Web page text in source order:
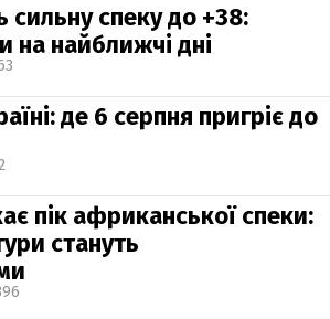
сильну спеку до +38:
на найближчі дні
де 6 серпня пригріє до
пік африканської спеки:
стануть